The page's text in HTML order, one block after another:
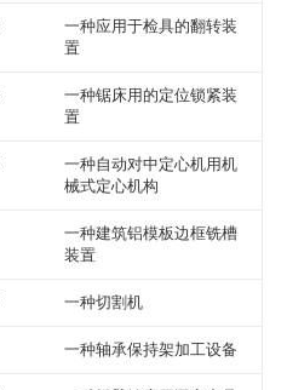
一种应用于检具的翻转装
置
一种锯床用的定位锁紧装
置
一种自动对中定心机用机
械式定心机构
一种建筑铝模板边框铣槽
装置
一种切割机
一种轴承保持架加工设备